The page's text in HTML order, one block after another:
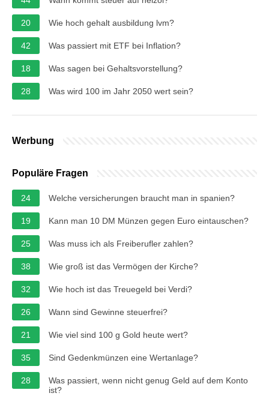
20 Wie hoch gehalt ausbildung lvm?
42 Was passiert mit ETF bei Inflation?
18 Was sagen bei Gehaltsvorstellung?
28 Was wird 100 im Jahr 2050 wert sein?
Werbung
Populäre Fragen
24 Welche versicherungen braucht man in spanien?
19 Kann man 10 DM Münzen gegen Euro eintauschen?
25 Was muss ich als Freiberufler zahlen?
38 Wie groß ist das Vermögen der Kirche?
32 Wie hoch ist das Treuegeld bei Verdi?
26 Wann sind Gewinne steuerfrei?
21 Wie viel sind 100 g Gold heute wert?
35 Sind Gedenkmünzen eine Wertanlage?
28
Was passiert, wenn nicht genug Geld auf dem Konto
ist?